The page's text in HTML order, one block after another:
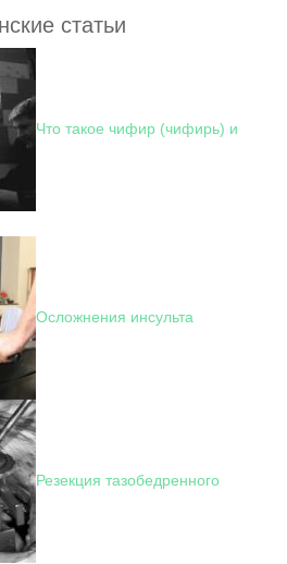
статьи
Что такое чифир (чифирь) и
Осложнения инсульта
Резекция тазобедренного